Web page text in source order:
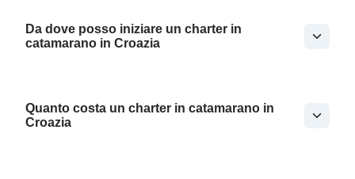
Da dove posso iniziare un charter in
catamarano in Croazia
Quanto costa un charter in catamarano in
Croazia